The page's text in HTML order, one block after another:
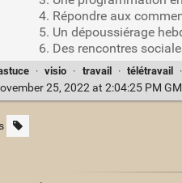
Répondre aux
Un dépoussiérage
Des rencontres
· visio · travail · télétravail ·
25, 2022 at 2:04:25 PM